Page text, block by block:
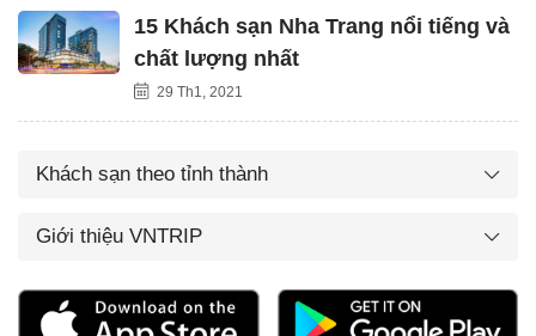
15 Khách sạn Nha Trang nổi tiếng và
chất lượng nhất
29 Th1, 2021
Khách sạn theo tỉnh thành
Giới thiệu VNTRIP